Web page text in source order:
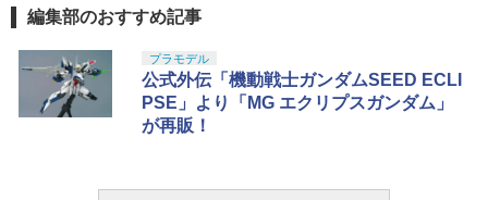
編集部のおすすめ記事
プラモデル
公式外伝「機動戦士ガンダムSEED ECLI
PSE」より「MG エクリプスガンダム」
が再販！